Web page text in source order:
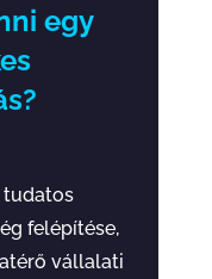
egy
tudatos
felépítése,
vállalati